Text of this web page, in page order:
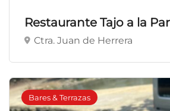
Restaurante Tajo a la
Ctra. Juan de Herrera
Bares & Terrazas